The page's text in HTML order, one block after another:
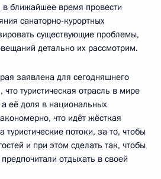
в ближайшее время провести
санаторно-курортных
существующие проблемы,
детально их рассмотрим.
заявлена для сегодняшнего
туристическая отрасль в мире
её доля в национальных
что идёт жёсткая
туристические потоки, за то, чтобы
и при этом сделать так, чтобы
отдыхать в своей